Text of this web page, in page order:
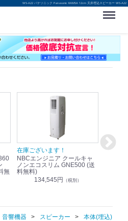
WS-A22 パナソニック Panasonic RAMSA 12cm 天井埋込スピーカー WS-A22
Menu
無
在庫ございます！
NBCエンジニア クールキャ
ノンエコスリム GNE500 (送
料無料)
134,545円 （税別）
即納可
音響機器 スピーカー
本体(埋込)